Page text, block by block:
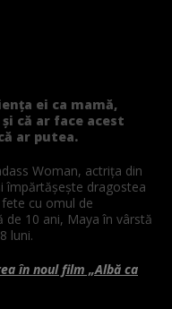
ei ca mamă,
că ar face acest
ar putea.
Woman, actrița din
împărtășește dragostea
cu omul de
de 10 ani, Maya în vârstă
luni.
în noul film „Albă ca